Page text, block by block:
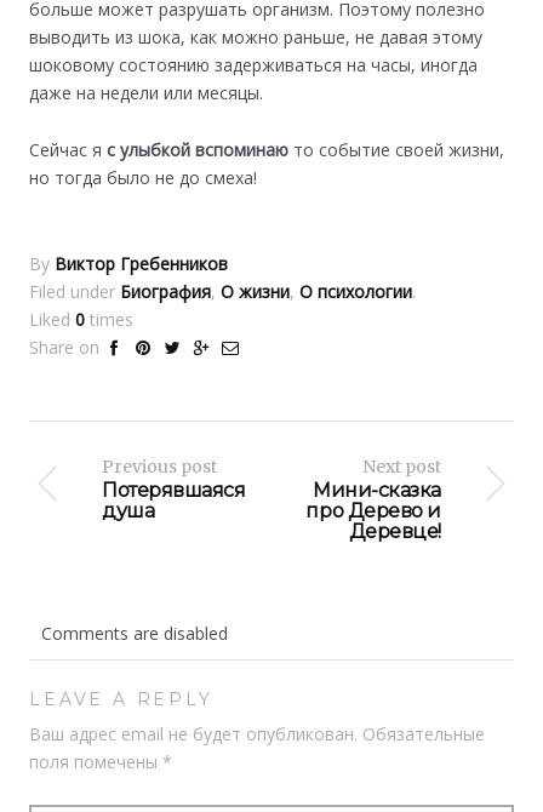
больше может разрушать организм. Поэтому полезно
выводить из шока, как можно раньше, не давая этому
шоковому состоянию задерживаться на часы, иногда
даже на недели или месяцы.
Сейчас я с улыбкой вспоминаю то событие своей жизни,
но тогда было не до смеха!
By Виктор Гребенников
Filed under Биография,О жизни,О психологии.
Liked0 times
Share on
Previous post
Потерявшаяся
душа
Next post
Мини-сказка
про Дерево и
Деревце!
Comments are disabled
LEAVE A REPLY
Ваш адрес email не будет опубликован. Обязательные
поля помечены*